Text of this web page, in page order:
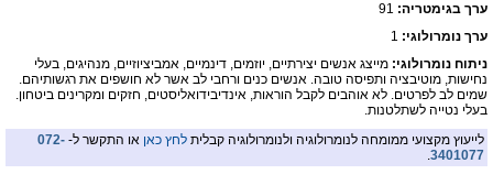
ערך בגימטריה:
ערך נומרולוגי: 1
ניתוח נומרולוגי: מייצג אנשים יצירתיים, יוזמים, דינמיים, אמביציוזיים, מנהיגים, בעלי
נחישות, מוטיבציה ותפיסה טובה. אנשים כנים ורחבי לב אשר לא חושפים את רגשותיהם.
שמים לב לפרטים. לא אוהבים לקבל הוראות, אינדיבידואליסטים, חזקים ומקרינים ביטחון.
בעלי נטייה לשתלטנות.
לייעוץ מקצועי ממומחה לנומרולוגיה ולנומרולוגיה קבלית לחץ כאן או התקשר ל- 072-
3401077
.